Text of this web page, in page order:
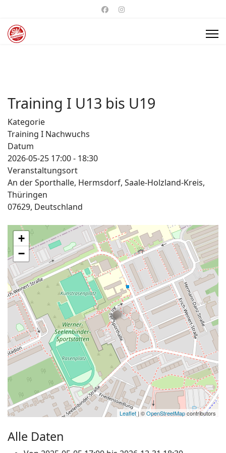
Training I U13 bis U19
Kategorie
Training I Nachwuchs
Datum
2026-05-25 17:00- 18:30
Veranstaltungsort
An der Sporthalle, Hermsdorf, Saale-Holzland-Kreis,
Thüringen
07629, Deutschland
+
−
Leaflet | ©OpenStreetMapcontributors
Alle Daten